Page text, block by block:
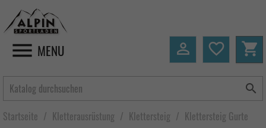
 MENU shopping_cart
favorite_border


Startseite
Kletterausrüstung Klettersteig Klettersteig Gurte